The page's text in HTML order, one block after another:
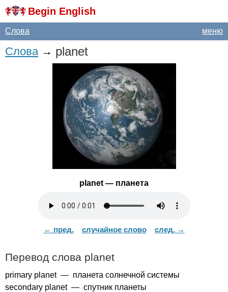
Begin English
меню
Слова
Слова→ planet
planet — планета
← пред. случайное слово след. →
Перевод слова planet
primary planet— планета солнечной системы
secondary planet— спутник планеты